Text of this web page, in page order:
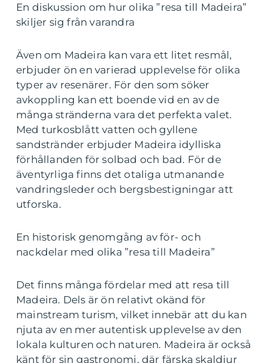
En diskussion om hur olika ”resa till Madeira”
skiljer sig från varandra
Även om Madeira kan vara ett litet resmål,
erbjuder ön en varierad upplevelse för olika
typer av resenärer. För den som söker
avkoppling kan ett boende vid en av de
många stränderna vara det perfekta valet.
Med turkosblått vatten och gyllene
sandstränder erbjuder Madeira idylliska
förhållanden för solbad och bad. För de
äventyrliga finns det otaliga utmanande
vandringsleder och bergsbestigningar att
utforska.
En historisk genomgång av för- och
nackdelar med olika ”resa till Madeira”
Det finns många fördelar med att resa till
Madeira. Dels är ön relativt okänd för
mainstream turism, vilket innebär att du kan
njuta av en mer autentisk upplevelse av den
lokala kulturen och naturen. Madeira är också
känt för sin gastronomi, där färska skaldjur